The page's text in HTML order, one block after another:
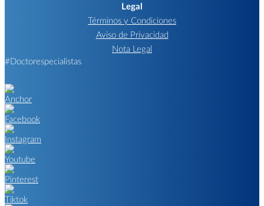
Legal
Términos y Condiciones
Aviso de Privacidad
Nota Legal
#Doctorespecialistas